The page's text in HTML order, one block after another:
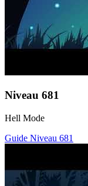
Niveau 681
Hell Mode
Guide Niveau 681